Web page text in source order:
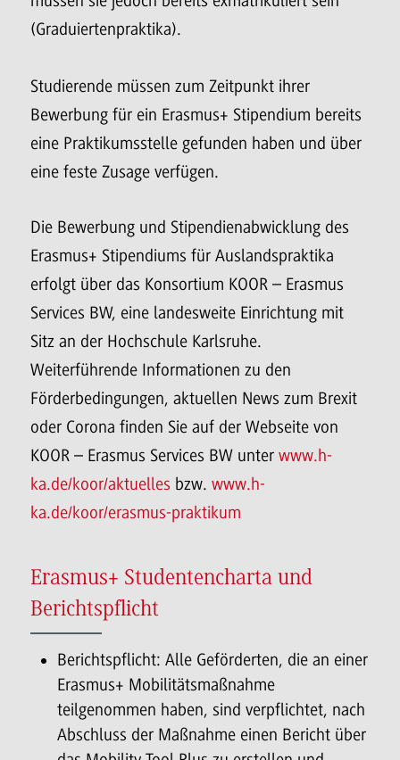
(Graduiertenpraktika).
Studierende müssen zum Zeitpunkt ihrer
Bewerbung für ein Erasmus+ Stipendium bereits
eine Praktikumsstelle gefunden haben und über
eine feste Zusage verfügen.
Die Bewerbung und Stipendienabwicklung des
Erasmus+ Stipendiums für Auslandspraktika
erfolgt über das Konsortium KOOR – Erasmus
Services BW, eine landesweite Einrichtung mit
Sitz an der Hochschule Karlsruhe.
Weiterführende Informationen zu den
Förderbedingungen, aktuellen News zum Brexit
oder Corona finden Sie auf der Webseite von
KOOR – Erasmus Services BW unter www.h-
ka.de/koor/aktuelles bzw. www.h-
ka.de/koor/erasmus-praktikum
Erasmus+ Studentencharta und
Berichtspflicht
Berichtspflicht: Alle Geförderten, die an einer
Erasmus+ Mobilitätsmaßnahme
teilgenommen haben, sind verpflichtet, nach
Abschluss der Maßnahme einen Bericht über